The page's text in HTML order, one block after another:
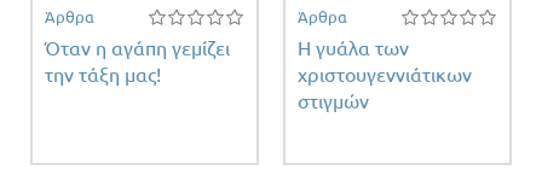
Άρθρα
Όταν η αγάπη γεμίζει
την τάξη μας!
Άρθρα
Η γυάλα των
χριστουγεννιάτικων
στιγμών